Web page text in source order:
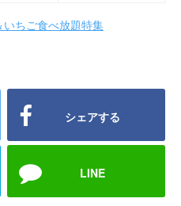
ちご食べ放題特集
シェアする
LINE